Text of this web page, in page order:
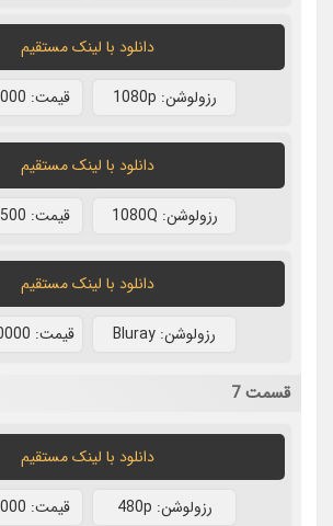
دانلود با لينک مستقيم
رزولوشن: 1080p قيمت: 9000 تومان
دانلود با لينک مستقيم
رزولوشن: 1080Q قيمت: 9500 تومان
دانلود با لينک مستقيم
رزولوشن: Bluray قيمت: 10000 تومان
قسمت 7
دانلود با لينک مستقيم
رزولوشن: 480p قيمت: 8000 تومان